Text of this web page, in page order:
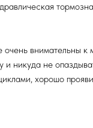
внимательны
и никуда не
хорошо